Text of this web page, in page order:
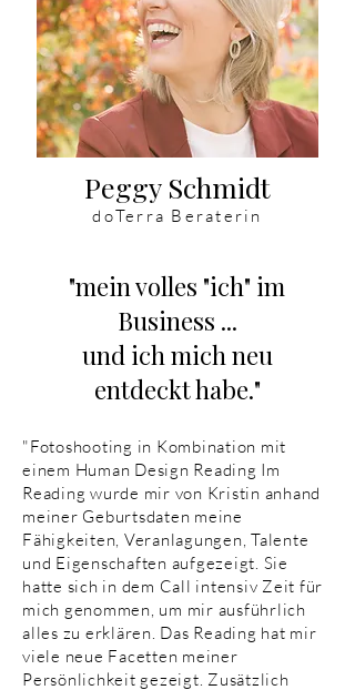
Peggy Schmidt
doTerra Beraterin
"mein volles "ich" im
Business ...
und ich mich neu
entdeckt habe."
"Fotoshooting in Kombination mit
einem Human Design Reading Im
Reading wurde mir von Kristin anhand
meiner Geburtsdaten meine
Fähigkeiten, Veranlagungen, Talente
und Eigenschaften aufgezeigt. Sie
hatte sich in dem Call intensiv Zeit für
mich genommen, um mir ausführlich
alles zu erklären. Das Reading hat mir
viele neue Facetten meiner
Persönlichkeit gezeigt. Zusätzlich